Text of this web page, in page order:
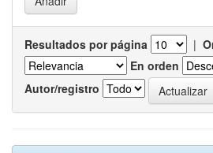
Resultados por página |
En orden
Autor/registro